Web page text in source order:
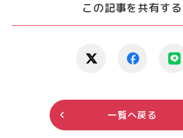
この記事を共有する
一覧へ戻る